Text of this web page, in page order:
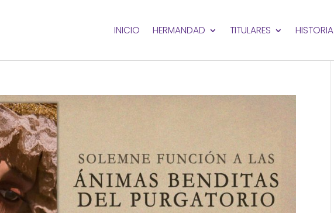
INICIO HERMANDAD TITULARES HISTORIA